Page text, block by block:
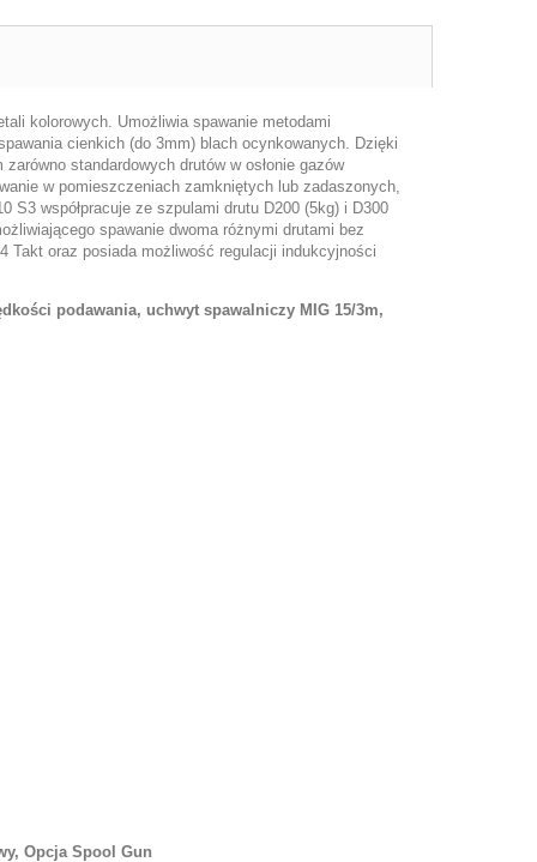
kolorowych. Umożliwia spawanie metodami
cienkich (do 3mm) blach ocynkowanych. Dzięki
standardowych drutów w osłonie gazów
w pomieszczeniach zamkniętych lub zadaszonych,
S3 współpracuje ze szpulami drutu D200 (5kg) i D300
spawanie dwoma różnymi drutami bez
Takt oraz posiada możliwość regulacji indukcyjności
podawania, uchwyt spawalniczy MIG 15/3m,
Opcja Spool Gun